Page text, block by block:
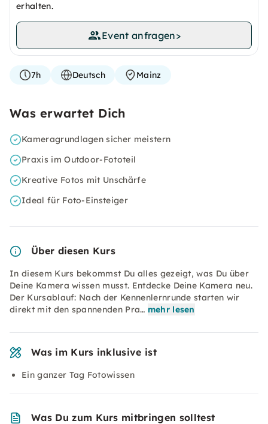
erhalten.
Event anfragen>
7h Deutsch Mainz
Was erwartet Dich
Kameragrundlagen sicher meistern
Praxis im Outdoor-Fototeil
Kreative Fotos mit Unschärfe
Ideal für Foto-Einsteiger
Über diesen Kurs
In diesem Kurs bekommst Du alles gezeigt, was Du über
Deine Kamera wissen musst. Entdecke Deine Kamera neu.
Der Kursablauf: Nach der Kennenlernrunde starten wir
direkt mit den spannenden Pra… mehr lesen
Was im Kurs inklusive ist
Ein ganzer Tag Fotowissen
Was Du zum Kurs mitbringen solltest